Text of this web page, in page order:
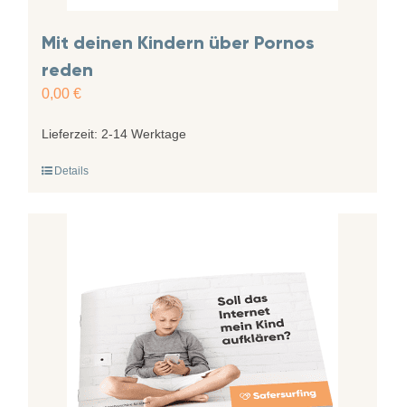
Mit deinen Kindern über Pornos
reden
0,00 €
Lieferzeit: 2-14 Werktage
Details